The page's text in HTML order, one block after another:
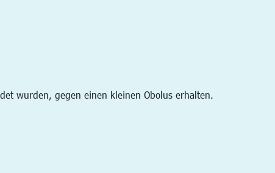
wurden, gegen einen kleinen Obolus erhalten.